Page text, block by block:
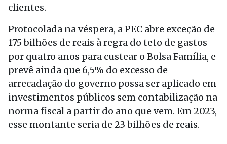
clientes.
Protocolada na véspera, a PEC abre exceção de
175 bilhões de reais à regra do teto de gastos
por quatro anos para custear o Bolsa Família, e
prevê ainda que 6,5% do excesso de
arrecadação do governo possa ser aplicado em
investimentos públicos sem contabilização na
norma fiscal a partir do ano que vem. Em 2023,
esse montante seria de 23 bilhões de reais.